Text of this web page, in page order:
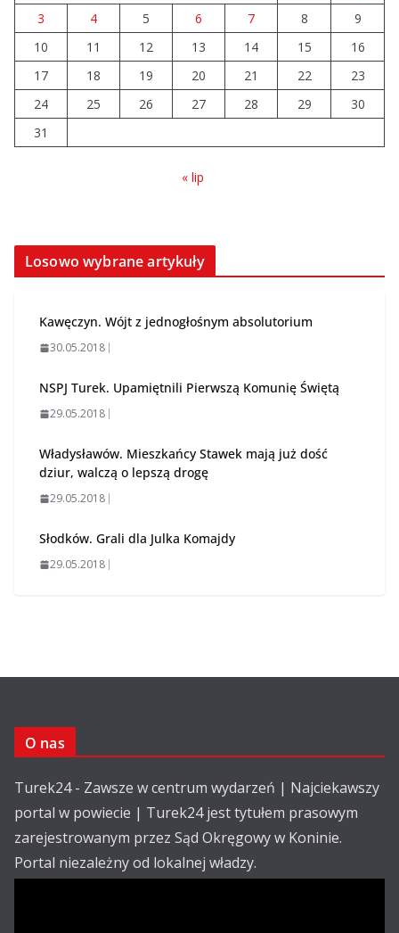
Brylant dla Turku? 255. miejsce
trudno uznać za sukces
07.08.2026
3
4 5 6 7 8
9
10
11 12 13 14 15
16
17
18 19 20 21 22
23
24
25 26 27 28 29
30
31
« lip
Losowo wybrane artykuły
Kawęczyn. Wójt z jednogłośnym absolutorium
30.05.2018
NSPJ Turek. Upamiętnili Pierwszą Komunię Świętą
29.05.2018
Władysławów. Mieszkańcy Stawek mają już dość
dziur, walczą o lepszą drogę
29.05.2018
Słodków. Grali dla Julka Komajdy
29.05.2018
O nas
Turek24 - Zawsze w centrum wydarzeń | Najciekawszy
portal w powiecie | Turek24 jest tytułem prasowym
zarejestrowanym przez Sąd Okręgowy w Koninie.
Portal niezależny od lokalnej władzy.